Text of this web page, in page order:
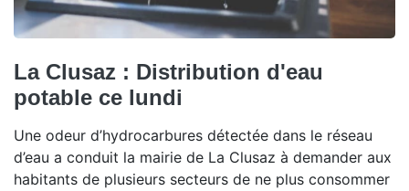
La Clusaz : Distribution d'eau
potable ce lundi
Une odeur d’hydrocarbures détectée dans le réseau
d’eau a conduit la mairie de La Clusaz à demander aux
habitants de plusieurs secteurs de ne plus consommer